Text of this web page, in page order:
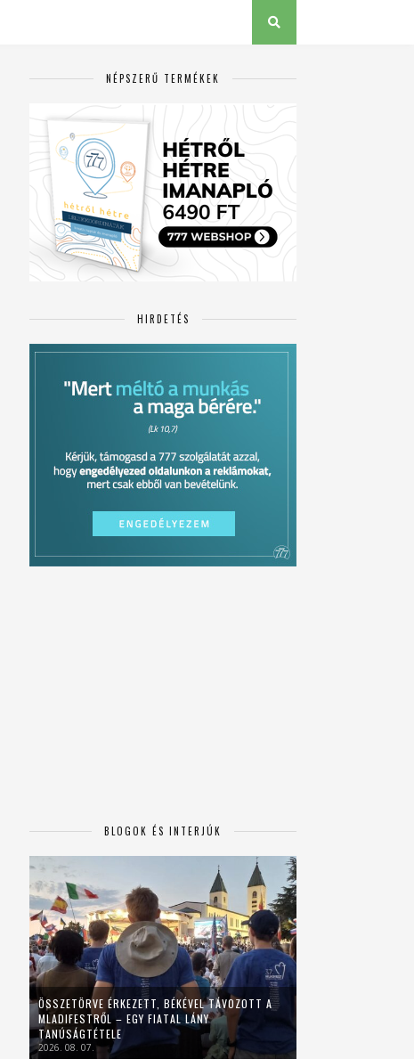
NÉPSZERŰ TERMÉKEK
HIRDETÉS
BLOGOK ÉS INTERJÚK
ÖSSZETÖRVE ÉRKEZETT, BÉKÉVEL TÁVOZOTT A
MLADIFESTRŐL – EGY FIATAL LÁNY
TANÚSÁGTÉTELE
2026. 08. 07.